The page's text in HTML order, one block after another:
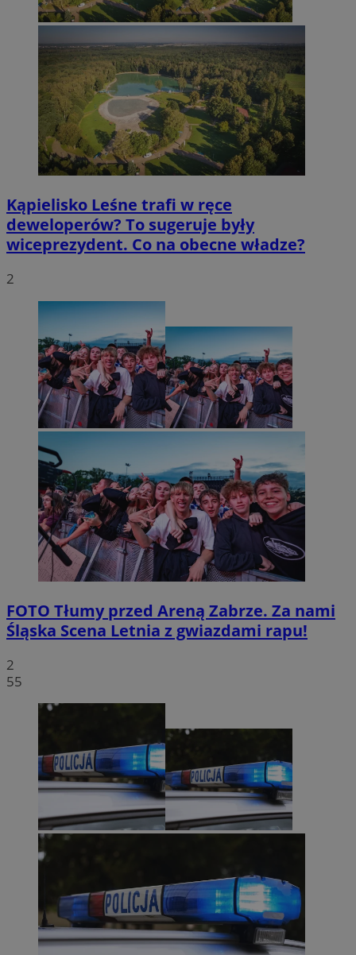
Kąpielisko Leśne trafi w ręce
deweloperów? To sugeruje były
wiceprezydent. Co na obecne władze?
2
FOTO Tłumy przed Areną Zabrze. Za nami
Śląska Scena Letnia z gwiazdami rapu!
2
55